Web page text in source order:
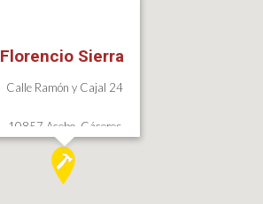
Florencio Sierra
Calle Ramón y Cajal 24
10857 Acebo, Cáceres